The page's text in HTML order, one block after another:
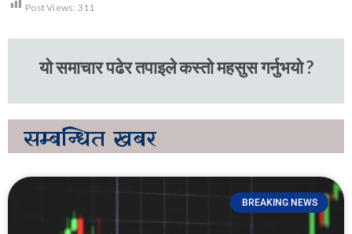
Post Views: 311
यो समाचार पढेर तपाइले कस्तो महसुस गर्नुभयो ?
सम्बन्धित खबर
BREAKING NEWS